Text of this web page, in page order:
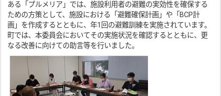
ある「プルメリア」では、施設利用者の避難の実効性を確保する
ための方策として、施設における「避難確保計画」や「BCP計
画」を作成するとともに、年1回の避難訓練を実施されています。
町では、本委員会においてその実施状況を確認するとともに、更
なる改善に向けての助言等を行いました。